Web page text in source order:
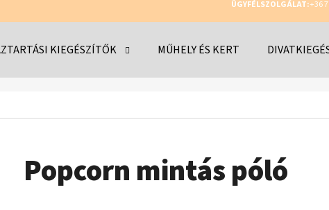
ÜGYFÉLSZOLGÁLAT:+36
KIEGÉSZÍTŐK MŰHELY ÉS KERT
Popcorn mintás póló
MIT KERES?